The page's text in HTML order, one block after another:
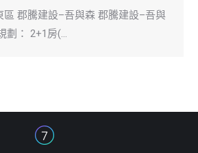
區 郡騰建設–吾與森 郡騰建設–吾與
劃： 2+1房(…